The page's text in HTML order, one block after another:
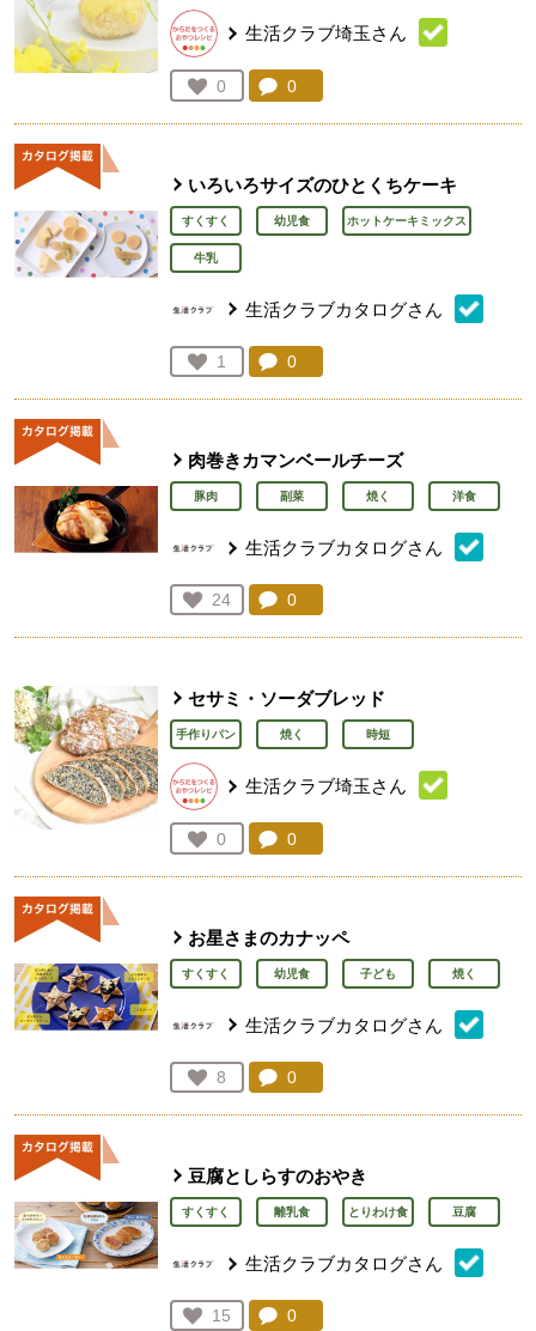
生活クラブ埼玉さん
お気に入り登録：
0
人が登録
コメント：
0
いろいろサイズのひとくちケーキ
すくすく 幼児食 ホットケーキミックス
牛乳
生活クラブカタログさん
お気に入り登録：
1
人が登録
コメント：
0
肉巻きカマンベールチーズ
豚肉 副菜 焼く 洋食
生活クラブカタログさん
お気に入り登録：
24
人が登録
コメント：
0
セサミ・ソーダブレッド
手作りパン 焼く 時短
生活クラブ埼玉さん
お気に入り登録：
0
人が登録
コメント：
0
お星さまのカナッペ
すくすく 幼児食 子ども 焼く
生活クラブカタログさん
お気に入り登録：
8
人が登録
コメント：
0
豆腐としらすのおやき
すくすく 離乳食 とりわけ食 豆腐
生活クラブカタログさん
お気に入り登録：
15
コメント：
0